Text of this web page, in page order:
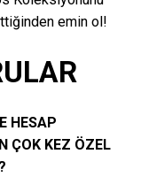
emin ol!
HESAP
ÇOK KEZ ÖZEL